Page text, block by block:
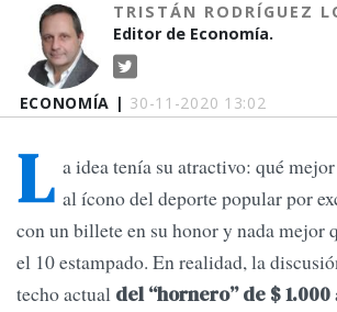
ECONOMÍA | 30-11-2020 13:02
TRISTÁN RODRÍGUEZ
Editor de Economía.
L a idea tenía su atractivo: qué
al ícono del deporte popular por
con un billete en su honor y nada mejor
el 10 estampado. En realidad, la
techo actual del “hornero” de $ 1.000